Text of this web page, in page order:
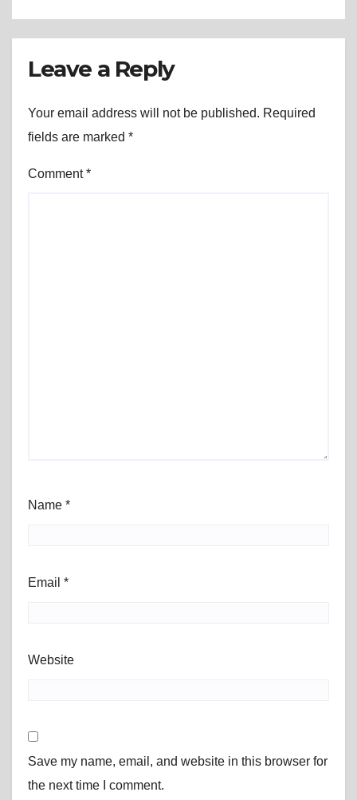
शाकंभरी रेसीडेंसी’ (Dream
Leave a Reply
Your email address will not be published. Required
fields are marked *
Comment*
Name *
Email *
Website
Save my name, email, and website in this browser for
the next time I comment.